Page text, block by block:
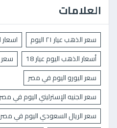
العلامات
سعر الذهب عيار ٢١ اليوم
أسعار الذهب اليوم عيار 18
سعر
سعر اليورو اليوم في مصر
سعر الجنيه الإسترليني اليوم في مصر
سعر الريال السعودي اليوم في مصر